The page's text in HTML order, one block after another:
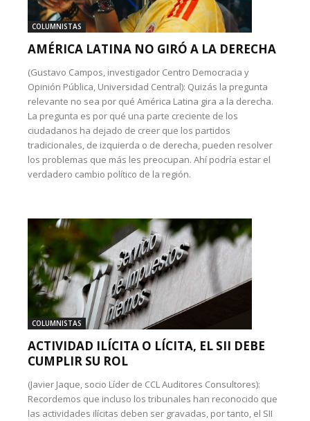
COLUMNISTAS
AMÉRICA LATINA NO GIRÓ A LA DERECHA
(Gustavo Campos, investigador Centro Democracia y
Opinión Pública, Universidad Central): Quizás la pregunta
relevante no sea por qué América Latina gira a la derecha.
La pregunta es por qué una parte creciente de los
ciudadanos ha dejado de creer que los partidos
tradicionales, de izquierda o de derecha, pueden resolver
los problemas que más les preocupan. Ahí podría estar el
verdadero cambio político de la región.
COLUMNISTAS
ACTIVIDAD ILÍCITA O LÍCITA, EL SII DEBE
CUMPLIR SU ROL
(Javier Jaque, socio Líder de CCL Auditores Consultores):
Recordemos que incluso los tribunales han reconocido que
las actividades ilícitas deben ser gravadas, por tanto, el SII